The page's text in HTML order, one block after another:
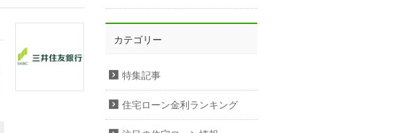
カテゴリー
特集記事
住宅ローン金利ランキング